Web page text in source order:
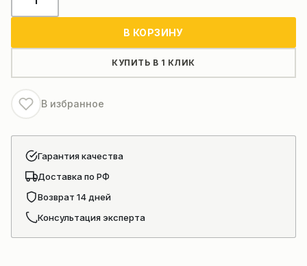
товара
Vasol
В КОРЗИНУ
КУПИТЬ В 1 КЛИК
В избранное
Гарантия качества
Доставка по РФ
Возврат 14 дней
Консультация эксперта